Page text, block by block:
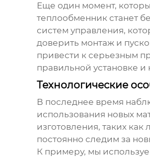
Еще один момент,
теплообменник станет
систем управления,
доверить монтаж и
привести к серьезным
правильной установке
Технологические
В последнее время
использования новых
изготовления, таких
постоянно следим за
К примеру, мы